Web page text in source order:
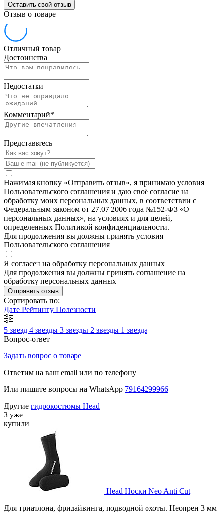
Оставить свой отзыв
Отзыв о товаре
Отличный товар
Достоинства
Недостатки
Комментарий*
Представьтесь
Нажимая кнопку «Отправить отзыв», я принимаю условия
Пользовательского соглашения и даю своё согласие на
обработку моих персональных данных, в соответствии с
Федеральным законом от 27.07.2006 года №152-ФЗ «О
персональных данных», на условиях и для целей,
определенных Политикой конфиденциальности.
Для продолжения вы должны принять условия
Пользовательского соглашения
Я согласен на обработку персональных данных
Для продолжения вы должны принять соглашение на
обработку персональных данных
Отправить отзыв
Сортировать по:
Дате Рейтингу Полезности
5 звезд 4 звезды 3 звезды 2 звезды 1 звезда
Вопрос-ответ
Задать вопрос о товаре
Ответим на ваш email или по телефону
Или пишите вопросы на WhatsApp 79164299966
Другие гидрокостюмы Head
3 уже
купили
Head Носки Neo Anti Cut
Для триатлона, фридайвинга, подводной охоты. Неопрен 3 мм